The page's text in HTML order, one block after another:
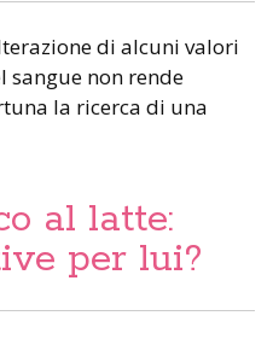
di alcuni valori
non rende
la ricerca di una
al latte:
per lui?